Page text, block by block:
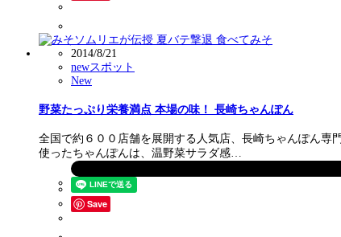
2014/8/21
newスポット
New
野菜たっぷり栄養満点 本場の味！ 長崎ちゃんぽん
全国で約６００店舗を展開する人気店、長崎ちゃんぽん専
使ったちゃんぽんは、温野菜サラダ感…
Save